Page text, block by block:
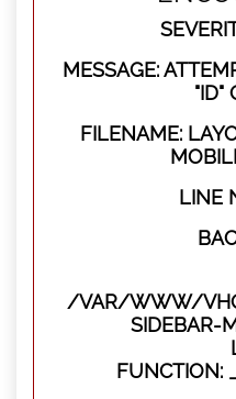
MESSAGE:
"ID"
FILENAME:
LINE
/VAR/WWW/
SIDEBAR-
FUNCTION: